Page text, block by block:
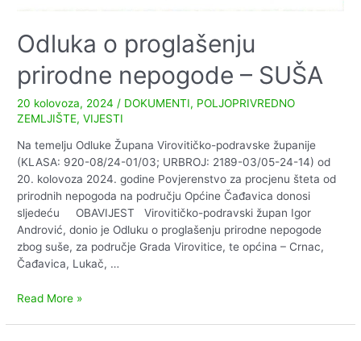
Odluka o proglašenju
prirodne nepogode – SUŠA
20 kolovoza, 2024 / DOKUMENTI, POLJOPRIVREDNO
ZEMLJIŠTE,VIJESTI
Na temelju Odluke Župana Virovitičko-podravske županije
(KLASA: 920-08/24-01/03; URBROJ: 2189-03/05-24-14) od
20. kolovoza 2024. godine Povjerenstvo za procjenu šteta od
prirodnih nepogoda na području Općine Čađavica donosi
sljedeću OBAVIJEST Virovitičko-podravski župan Igor
Andrović, donio je Odluku o proglašenju prirodne nepogode
zbog suše, za područje Grada Virovitice, te općina – Crnac,
Čađavica, Lukač, …
Odluka
Read More »